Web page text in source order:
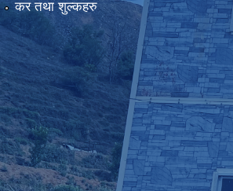
कर तथा शुल्कहरु